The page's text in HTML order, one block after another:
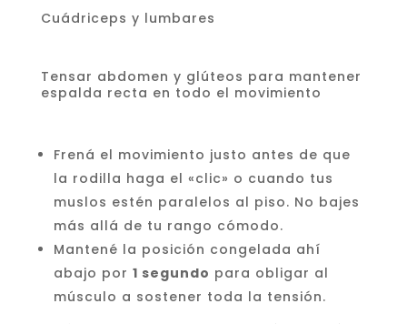
Cuádriceps y lumbares
Tensar abdomen y glúteos para mantener
espalda recta en todo el movimiento
Frená el movimiento justo antes de que
la rodilla haga el «clic» o cuando tus
muslos estén paralelos al piso. No bajes
más allá de tu rango cómodo.
Mantené la posición congelada ahí
abajo por 1 segundo para obligar al
músculo a sostener toda la tensión.